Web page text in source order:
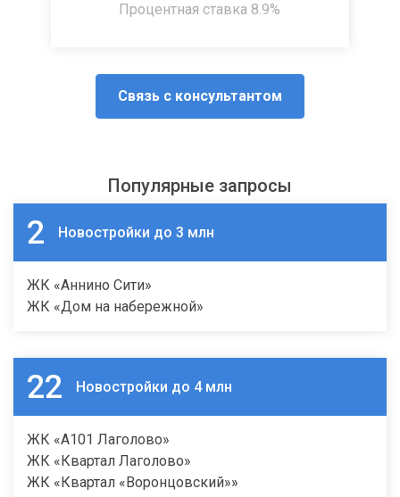
Процентная ставка 8.9%
Связь с консультантом
Популярные запросы
2 Новостройки до 3 млн
ЖК «Аннино Сити»
ЖК «Дом на набережной»
22 Новостройки до 4 млн
ЖК «А101 Лаголово»
ЖК «Квартал Лаголово»
ЖК «Квартал «Воронцовский»»